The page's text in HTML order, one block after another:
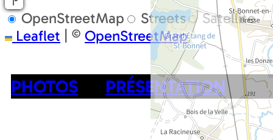
OpenStreetMap Streets
Satellite
Leaflet | © OpenStreetMap
PHOTOS PRÉSENTATION